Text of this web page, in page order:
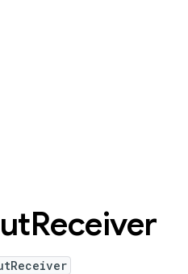
Receiver